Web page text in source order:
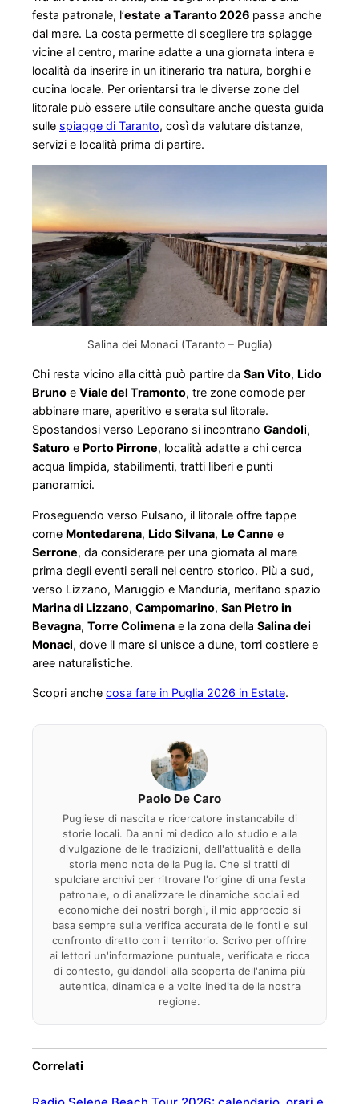
festa patronale, l’estate a Taranto 2026 passa anche
dal mare. La costa permette di scegliere tra spiagge
vicine al centro, marine adatte a una giornata intera e
località da inserire in un itinerario tra natura, borghi e
cucina locale. Per orientarsi tra le diverse zone del
litorale può essere utile consultare anche questa guida
sulle spiagge di Taranto, così da valutare distanze,
servizi e località prima di partire.
Salina dei Monaci (Taranto – Puglia)
Chi resta vicino alla città può partire da San Vito, Lido
Bruno e Viale del Tramonto, tre zone comode per
abbinare mare, aperitivo e serata sul litorale.
Spostandosi verso Leporano si incontrano Gandoli,
Saturo e Porto Pirrone, località adatte a chi cerca
acqua limpida, stabilimenti, tratti liberi e punti
panoramici.
Proseguendo verso Pulsano, il litorale offre tappe
come Montedarena, Lido Silvana, Le Canne e
Serrone, da considerare per una giornata al mare
prima degli eventi serali nel centro storico. Più a sud,
verso Lizzano, Maruggio e Manduria, meritano spazio
Marina di Lizzano, Campomarino, San Pietro in
Bevagna, Torre Colimena e la zona della Salina dei
Monaci, dove il mare si unisce a dune, torri costiere e
aree naturalistiche.
Scopri anche cosa fare in Puglia 2026 in Estate.
Paolo De Caro
Pugliese di nascita e ricercatore instancabile di
storie locali. Da anni mi dedico allo studio e alla
divulgazione delle tradizioni, dell'attualità e della
storia meno nota della Puglia. Che si tratti di
spulciare archivi per ritrovare l'origine di una festa
patronale, o di analizzare le dinamiche sociali ed
economiche dei nostri borghi, il mio approccio si
basa sempre sulla verifica accurata delle fonti e sul
confronto diretto con il territorio. Scrivo per offrire
ai lettori un'informazione puntuale, verificata e ricca
di contesto, guidandoli alla scoperta dell'anima più
autentica, dinamica e a volte inedita della nostra
regione.
Correlati